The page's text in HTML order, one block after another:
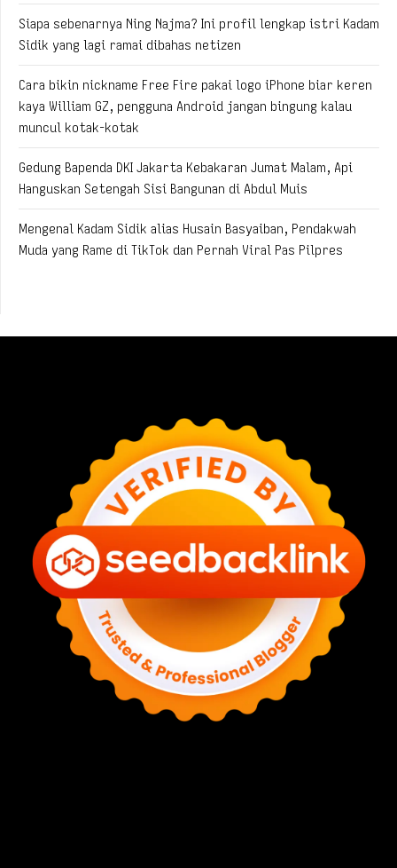
Siapa sebenarnya Ning Najma? Ini profil lengkap istri Kadam
Sidik yang lagi ramai dibahas netizen
Cara bikin nickname Free Fire pakai logo iPhone biar keren
kaya William GZ, pengguna Android jangan bingung kalau
muncul kotak-kotak
Gedung Bapenda DKI Jakarta Kebakaran Jumat Malam, Api
Hanguskan Setengah Sisi Bangunan di Abdul Muis
Mengenal Kadam Sidik alias Husain Basyaiban, Pendakwah
Muda yang Rame di TikTok dan Pernah Viral Pas Pilpres